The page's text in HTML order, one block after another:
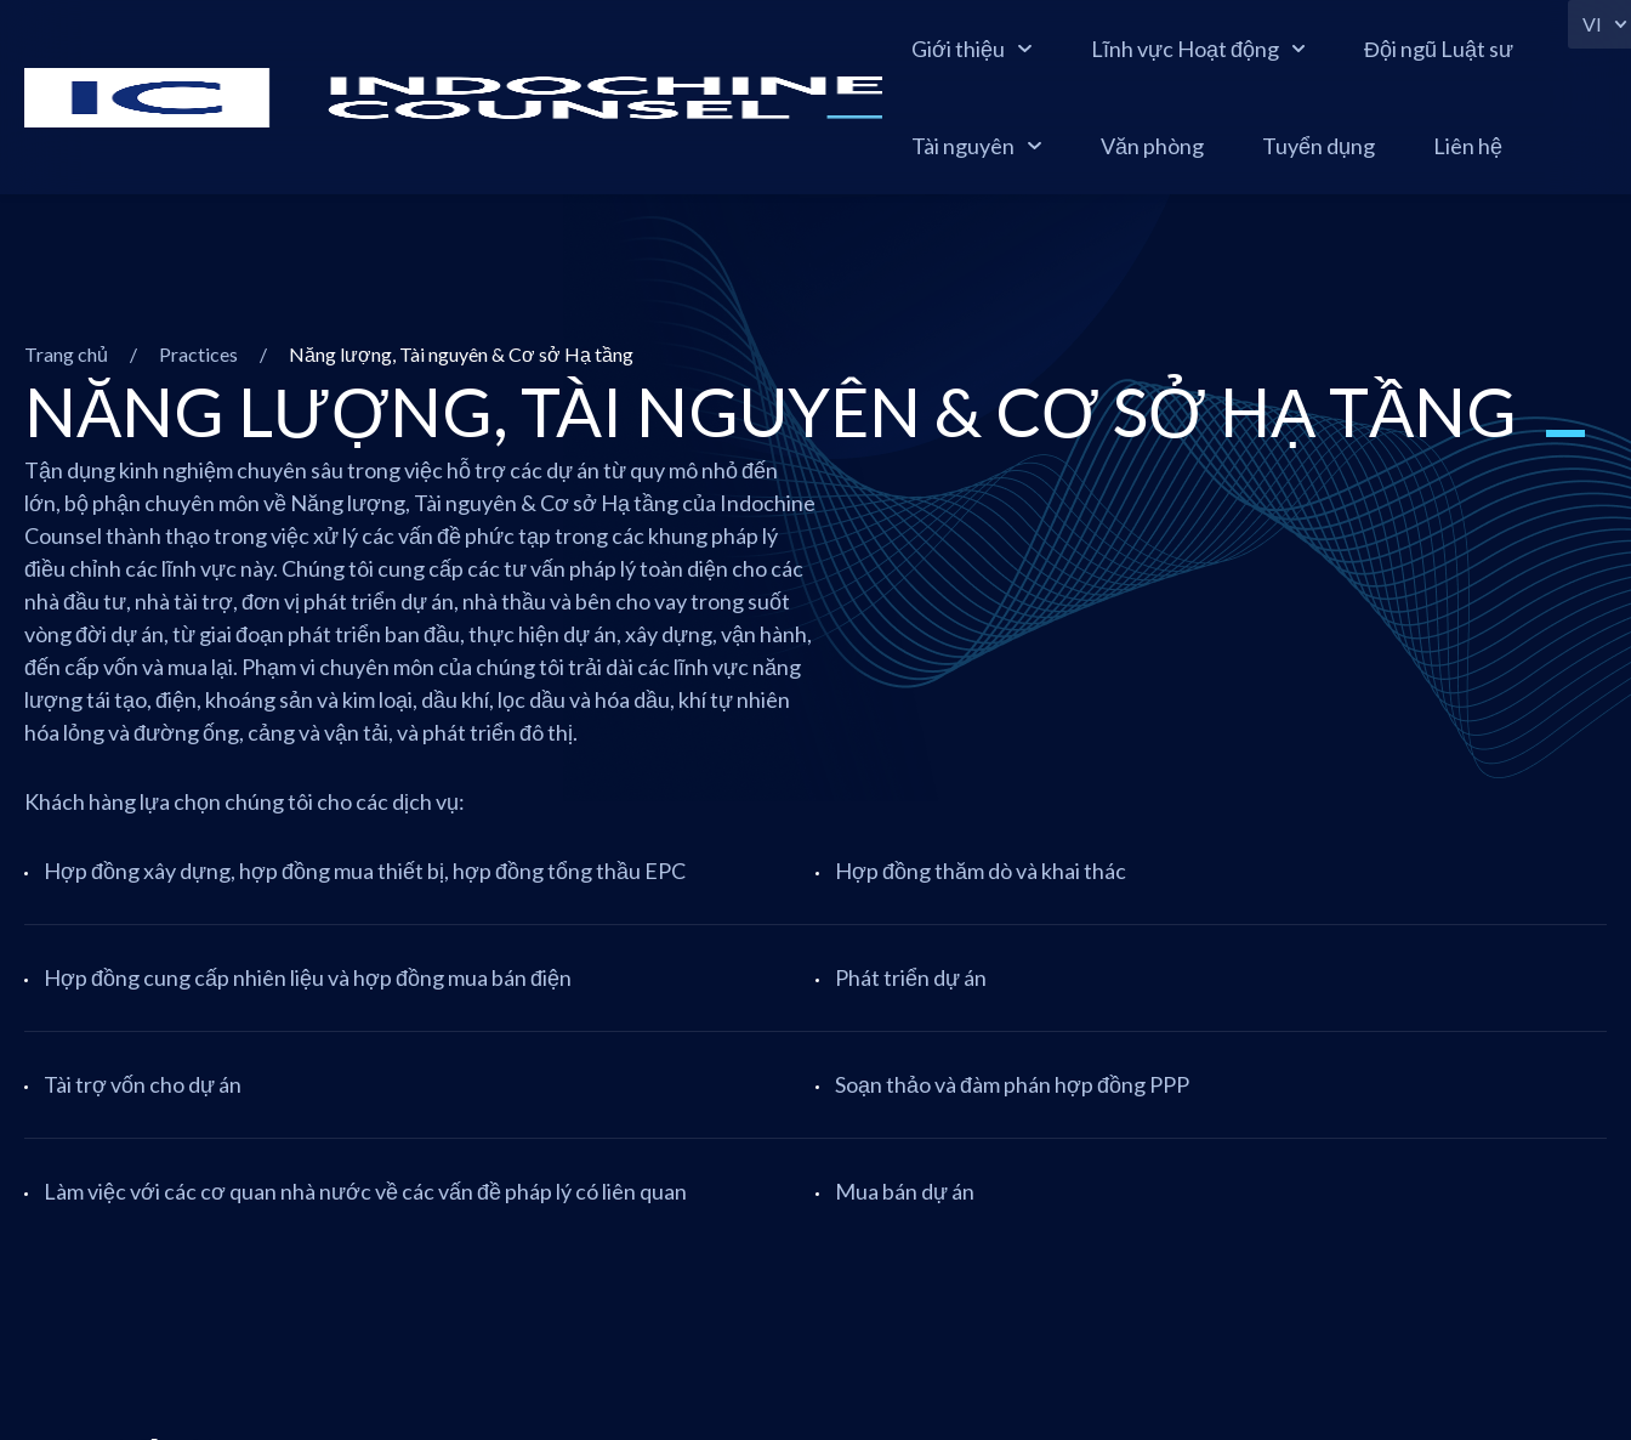
Giới thiệu Lĩnh vực Hoạt động Đội ngũ Luật sư
Tài nguyên Văn phòng Tuyển dụng Liên hệ
VI
Trang chủ / Practices / Năng lượng, Tài nguyên & Cơ sở Hạ tầng
NĂNG LƯỢNG, TÀI NGUYÊN & CƠ SỞ HẠ TẦNG
Tận dụng kinh nghiệm chuyên sâu trong việc hỗ trợ các dự án từ quy mô nhỏ đến
lớn, bộ phận chuyên môn về Năng lượng, Tài nguyên & Cơ sở Hạ tầng của Indochine
Counsel thành thạo trong việc xử lý các vấn đề phức tạp trong các khung pháp lý
điều chỉnh các lĩnh vực này. Chúng tôi cung cấp các tư vấn pháp lý toàn diện cho các
nhà đầu tư, nhà tài trợ, đơn vị phát triển dự án, nhà thầu và bên cho vay trong suốt
vòng đời dự án, từ giai đoạn phát triển ban đầu, thực hiện dự án, xây dựng, vận hành,
đến cấp vốn và mua lại. Phạm vi chuyên môn của chúng tôi trải dài các lĩnh vực năng
lượng tái tạo, điện, khoáng sản và kim loại, dầu khí, lọc dầu và hóa dầu, khí tự nhiên
hóa lỏng và đường ống, cảng và vận tải, và phát triển đô thị.
Khách hàng lựa chọn chúng tôi cho các dịch vụ:
Hợp đồng xây dựng, hợp đồng mua thiết bị, hợp đồng tổng thầu EPC Hợp đồng thăm dò và khai thác
Hợp đồng cung cấp nhiên liệu và hợp đồng mua bán điện Phát triển dự án
Tài trợ vốn cho dự án Soạn thảo và đàm phán hợp đồng PPP
Làm việc với các cơ quan nhà nước về các vấn đề pháp lý có liên quan Mua bán dự án